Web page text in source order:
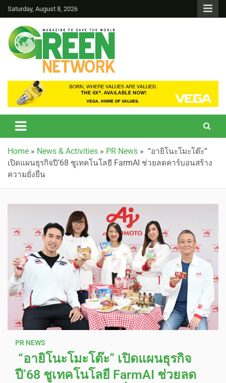
Saturday, August 8, 2026
Green Network
Home » News & Activities » PR News » “อายิโนะโมะโต๊ะ”
เปิดแผนธุรกิจปี’68 ชูเทคโนโลยี FarmAI ช่วยลดคาร์บอนสร้าง
ความยั่งยืน
PR NEWS
“อายิโนะโมะโต๊ะ” เปิดแผนธุรกิจ
ปี’68 ชูเทคโนโลยี FarmAI ช่วยลด